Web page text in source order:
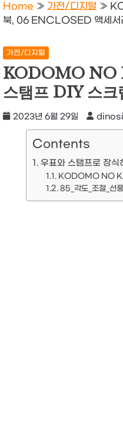
Home » 가전/디지털 »
북, 06 ENCLOSED 액세서
가전/디지털
KODOMO NO
스탬프 DIY 스
2023년 6월 29일
Contents
우표와 스탬프로 장
KODOMO NO
85_각도_조절_선